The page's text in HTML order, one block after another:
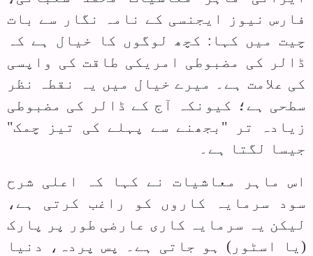
فارس نیوز ایجنسی کے نامہ نگار سے بات
چیت میں کہا: کچھ لوگوں کا خیال ہے کہ
ڈالر کی مضبوطی امریکی طاقت کی واپسی
کی علامت ہے۔ میرے خیال میں یہ نقطہ نظر
سطحی ہے؛ کیونکہ آج کے ڈالر کی مضبوطی
زیادہ تر "بجھنے سے پہلے کی تیز چمک"
جیسا لگتا ہے۔
اس ماہر معاشیات نے کہا کہ اعلی شرح
سود سرمایہ کاروں کو راغب کرتی ہے،
لیکن یہ سرمایہ کاری عارضی طور پر پارک
(یا اسٹور) ہو جاتی ہے۔ پس پردہ، دنیا